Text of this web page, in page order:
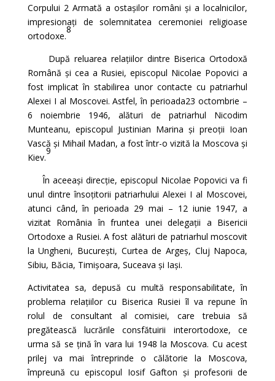
Corpului 2 Armată a ostașilor români și a localnicilor,
impresionați de solemnitatea ceremoniei religioase
ortodoxe.
8
După reluarea relațiilor dintre Biserica Ortodoxă
Română și cea a Rusiei, episcopul Nicolae Popovici a
fost implicat în stabilirea unor contacte cu patriarhul
Alexei I al Moscovei. Astfel, în perioada23 octombrie –
6 noiembrie 1946, alături de patriarhul Nicodim
Munteanu, episcopul Justinian Marina și preoții Ioan
Vască și Mihail Madan, a fost într-o vizită la Moscova și
Kiev.
9
În aceeași direcție, episcopul Nicolae Popovici va fi
unul dintre însoțitorii patriarhului Alexei I al Moscovei,
atunci când, în perioada 29 mai – 12 iunie 1947, a
vizitat România în fruntea unei delegații a Bisericii
Ortodoxe a Rusiei. A fost alături de patriarhul moscovit
la Ungheni, București, Curtea de Argeș, Cluj Napoca,
Sibiu, Băcia, Timișoara, Suceava și Iași.
Activitatea sa, depusă cu multă responsabilitate, în
problema relațiilor cu Biserica Rusiei îl va repune în
rolul de consultant al comisiei, care trebuia să
pregătească lucrările consfătuirii interortodoxe, ce
urma să se țină în vara lui 1948 la Moscova. Cu acest
prilej va mai întreprinde o călătorie la Moscova,
împreună cu episcopul Iosif Gafton și profesorii de